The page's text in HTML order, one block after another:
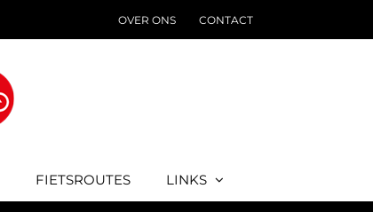
OVER ONS CONTACT
FIETSROUTES LINKS